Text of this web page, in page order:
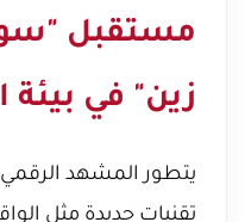
مستقبل
زين" في بيئة
يتطور المشهد
تقنيات جديدة مثل